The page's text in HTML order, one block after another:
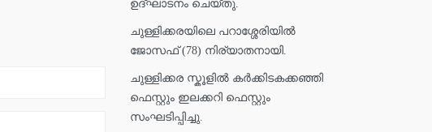
ഉദ്ഘാടനം ചെയ്തു.
ചുള്ളിക്കരയിലെ പറാശ്ശേരിയിൽ
ജോസഫ് (78) നിര്യാതനായി.
ചുള്ളിക്കര സ്കൂളിൽ കർക്കിടകക്കഞ്ഞി
ഫെസ്റ്റും ഇലക്കറി ഫെസ്റ്റും
സംഘടിപ്പിച്ചു.